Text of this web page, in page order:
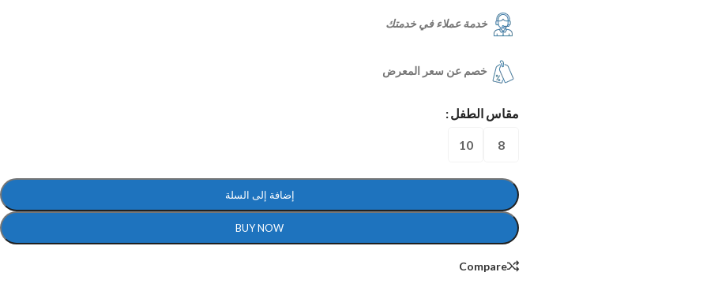
خدمة عملاء في خدمتك
خصم عن سعر المعرض
مقاس الطفل
8
10
إضافة إلى السلة
BUY NOW
Compare